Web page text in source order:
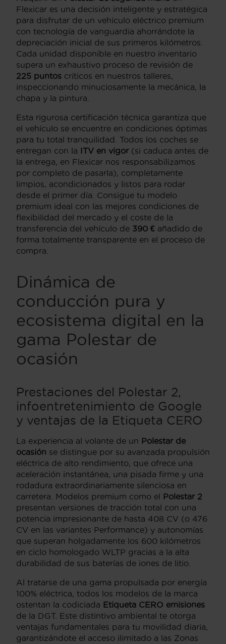
Flexicar es una decisión inteligente y estratégica
para disfrutar de un vehículo eléctrico premium
con tecnología de vanguardia ahorrándote la
depreciación inicial de sus primeros kilómetros.
Cada unidad disponible en nuestro inventario
supera un exhaustivo proceso de revisión de
225 puntos críticos en nuestros talleres,
inspeccionando minuciosamente la mecánica, la
chapa y la pintura.
Esta rigurosa certificación técnica garantiza que
el vehículo se encuentre en condiciones óptimas
para tu total tranquilidad. Todos los coches se
entregan con la ITV en vigor(si caduca antes de
la entrega, en Flexicar nos responsabilizamos
por completo de pasarla), completamente
limpios, acondicionados y listos para rodar
desde el primer día. Consigue tu modelo
premium ideal con las mejores condiciones de
flexibilidad del mercado y el coste de la
transferencia del vehículo de 390 € añadido de
forma totalmente transparente en el proceso de
compra.
Dinámica de
conducción pura y
ecosistema digital en la
gama Polestar de
ocasión
Prestaciones del Polestar 2,
infoentretenimiento de Google
y ventajas de la Etiqueta CERO
La experiencia al volante de un Polestar de
ocasión se distingue por su avanzada propulsión
eléctrica de alto rendimiento, que ofrece una
aceleración instantánea, una pisada firme y una
rodadura extraordinariamente silenciosa en
carretera. Modelos premium como el Polestar 2
presentan versiones de tracción total con una
potencia impresionante de hasta 408 CV (o 476
CV en las variantes Performance) y autonomías
que superan holgadamente los 600 kilómetros
en ciclo homologado WLTP gracias a la alta
durabilidad de sus baterías de iones de litio.
Al tratarse de una gama propulsada por energía
100% eléctrica, todos los modelos de la marca
ostentan la codiciada Etiqueta CERO emisiones
de la DGT. Este distintivo ambiental te otorga
ventajas fundamentales para tu movilidad diaria,
garantizándote el acceso ilimitado a las Zonas